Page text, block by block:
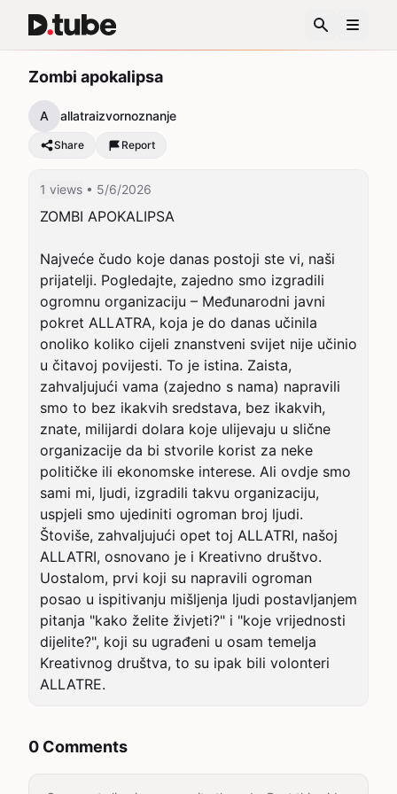
Zombi apokalipsa
A allatraizvornoznanje
Share Report
1 views • 5/6/2026
ZOMBI APOKALIPSA
Najveće čudo koje danas postoji ste vi, naši
prijatelji. Pogledajte, zajedno smo izgradili
ogromnu organizaciju – Međunarodni javni
pokret ALLATRA, koja je do danas učinila
onoliko koliko cijeli znanstveni svijet nije učinio
u čitavoj povijesti. To je istina. Zaista,
zahvaljujući vama (zajedno s nama) napravili
smo to bez ikakvih sredstava, bez ikakvih,
znate, milijardi dolara koje ulijevaju u slične
organizacije da bi stvorile korist za neke
političke ili ekonomske interese. Ali ovdje smo
sami mi, ljudi, izgradili takvu organizaciju,
uspjeli smo ujediniti ogroman broj ljudi.
Štoviše, zahvaljujući opet toj ALLATRI, našoj
ALLATRI, osnovano je i Kreativno društvo.
Uostalom, prvi koji su napravili ogroman
posao u ispitivanju mišljenja ljudi postavljanjem
pitanja "kako želite živjeti?" i "koje vrijednosti
dijelite?", koji su ugrađeni u osam temelja
Kreativnog društva, to su ipak bili volonteri
ALLATRE.
0 Comments